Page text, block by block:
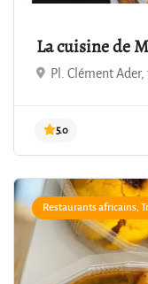
La cuisine de
Pl. Clément
Restaurants africains,